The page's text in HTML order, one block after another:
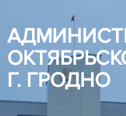
Г. ГРОДНО